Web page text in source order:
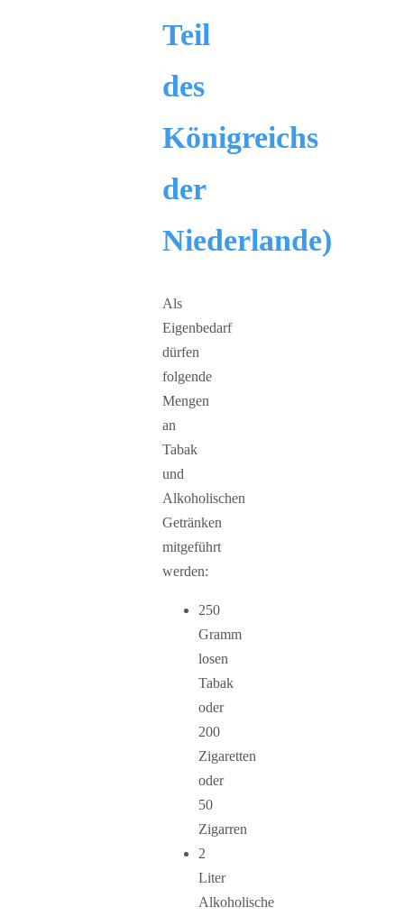
Teil
des
Königreichs
der
Niederlande)
Als
Eigenbedarf
dürfen
folgende
Mengen
an
Tabak
und
Alkoholischen
Getränken
mitgeführt
werden:
250
Gramm
losen
Tabak
oder
200
Zigaretten
oder
50
Zigarren
2
Liter
Alkoholische